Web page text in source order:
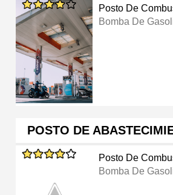
Posto De
Bomba De
POSTO DE
Posto De
Bomba De